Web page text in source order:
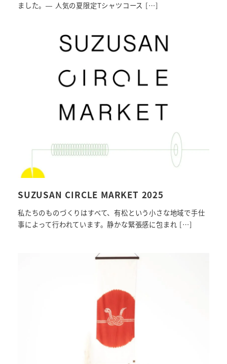
ました。— 人気の夏限定Tシャツコース […]
SUZUSAN CIRCLE MARKET 2025
私たちのものづくりはすべて、有松という小さな地域で手仕
事によって行われています。静かな緊張感に包まれ […]